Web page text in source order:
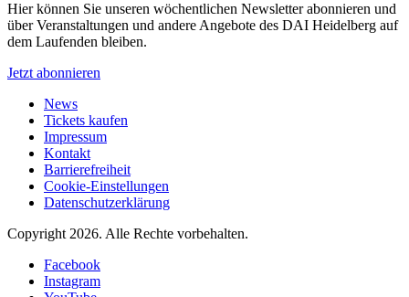
Hier können Sie unseren wöchentlichen Newsletter abonnieren und
über Veranstaltungen und andere Angebote des DAI Heidelberg auf
dem Laufenden bleiben.
Jetzt abonnieren
News
Tickets kaufen
Impressum
Kontakt
Barrierefreiheit
Cookie-Einstellungen
Datenschutzerklärung
Copyright 2026. Alle Rechte vorbehalten.
Facebook
Instagram